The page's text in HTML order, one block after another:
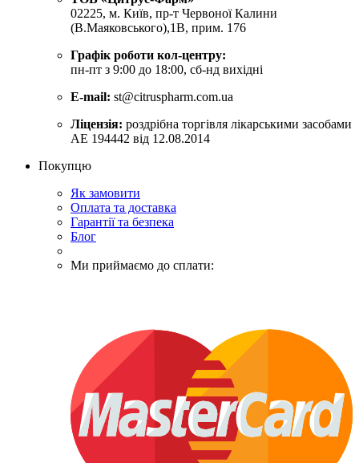
02225, м. Київ, пр-т Червоної Калини
(В.Маяковського),1В, прим. 176
Графік роботи кол-центру:
пн-пт з 9:00 до 18:00, сб-нд вихідні
E-mail: st@citruspharm.com.ua
Ліцензія: роздрібна торгівля лікарськими засобами
АЕ 194442 від 12.08.2014
Покупцю
Як замовити
Оплата та доставка
Гарантії та безпека
Блог
Ми приймаємо до сплати: